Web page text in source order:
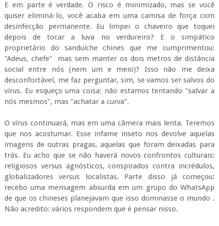
E em parte é verdade. O risco é minimizado, mas se você
quiser eliminá-lo, você acaba em uma camisa de força com
desinfecção permanente. Eu limpei o chaveiro que toquei
depois de tocar a luva no verdureiro? E o simpático
proprietário do sanduíche chines que me cumprimentou:
"Adeus, chefe" mas sem manter os dois metros de distância
social entre nós (nem um e meio)? Isso não me deixa
desconfortável, me faz perguntar, sim, se vamos ser salvos do
vírus. Eu esqueço uma coisa: não estamos tentando "salvar a
nós mesmos", mas "achatar a curva".
O vírus continuará, mas em uma câmera mais lenta. Teremos
que nos acostumar. Esse infame inseto nos devolve aquelas
imagens de outras pragas, aquelas que foram deixadas para
trás. Eu acho que se não haverá novos confrontos culturais:
religiosos versus agnósticos, conspirados contra incrédulos,
globalizadores versus localistas. Parte disso já começou:
recebo uma mensagem absurda em um grupo do WhatsApp
de que os chineses planejavam que isso dominasse o mundo .
Não acredito: vários respondem que é pensar nisso.